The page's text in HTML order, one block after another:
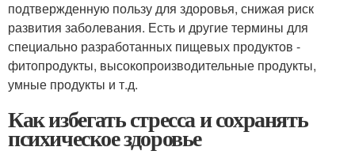
подтвержденную пользу для здоровья, снижая риск
развития заболевания. Есть и другие термины для
специально разработанных пищевых продуктов -
фитопродукты, высокопроизводительные продукты,
умные продукты и т.д.
Как избегать стресса и сохранять
психическое здоровье